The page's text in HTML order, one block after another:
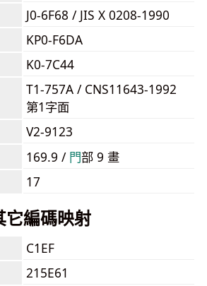
J0-6F68 / JIS X 0208-1990
KP0-F6DA
K0-7C44
T1-757A / CNS11643-1992
第1字面
V2-9123
169.9 / ⾨部 9 畫
17
編碼映射
C1EF
215E61